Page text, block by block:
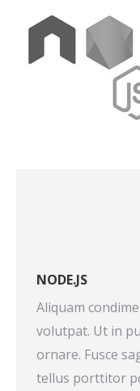
NODE.JS
Aliquam
volutpat. Ut in
ornare. Fusce
tellus porttitor